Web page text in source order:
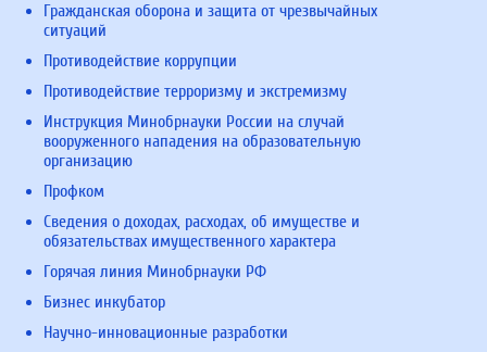
Гражданская оборона и защита от чрезвычайных
ситуаций
Противодействие коррупции
Противодействие терроризму и экстремизму
Инструкция Минобрнауки России на случай
вооруженного нападения на образовательную
организацию
Профком
Сведения о доходах, расходах, об имуществе и
обязательствах имущественного характера
Горячая линия Минобрнауки РФ
Бизнес инкубатор
Научно-инновационные разработки